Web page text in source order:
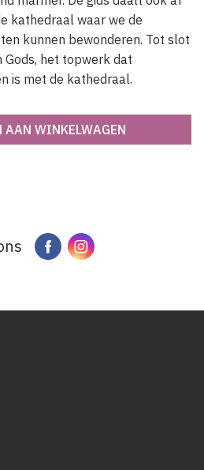
kathedraal waar we de
kunnen bewonderen. Tot slot
het topwerk dat
is met de kathedraal.
FacebookInstagram